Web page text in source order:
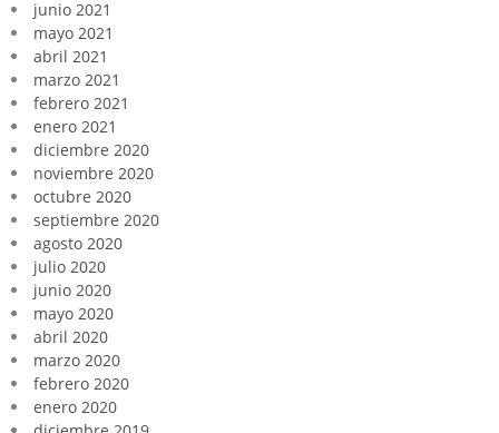
junio 2021
mayo 2021
abril 2021
marzo 2021
febrero 2021
enero 2021
diciembre 2020
noviembre 2020
octubre 2020
septiembre 2020
agosto 2020
julio 2020
junio 2020
mayo 2020
abril 2020
marzo 2020
febrero 2020
enero 2020